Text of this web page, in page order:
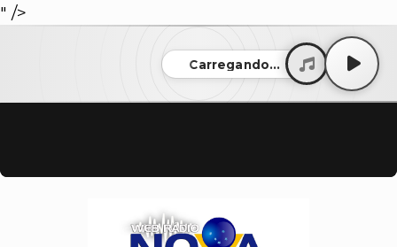
" />
Carregando...